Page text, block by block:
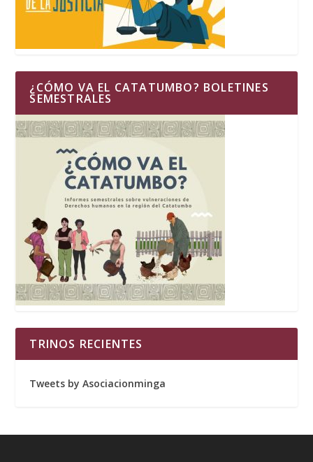
¿CÓMO VA EL CATATUMBO? BOLETINES
SEMESTRALES
TRINOS RECIENTES
Tweets by Asociacionminga